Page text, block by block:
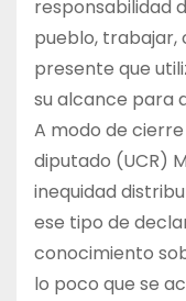
responsabilidad
pueblo, trabajar,
presente que
su alcance para
A modo de
diputado (UCR)
inequidad
ese tipo de
conocimiento
lo poco que se